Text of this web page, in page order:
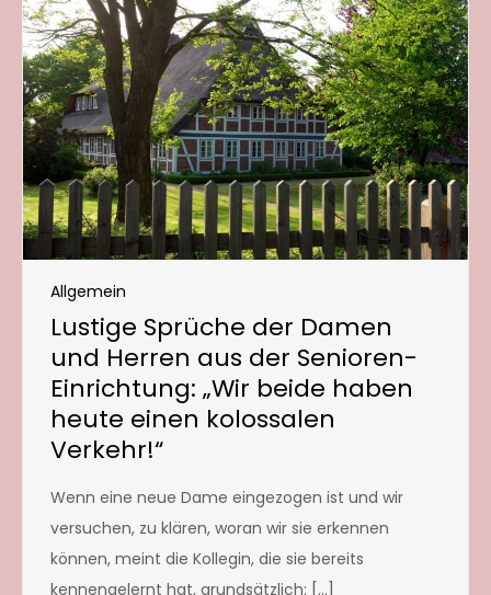
Allgemein
Lustige Sprüche der Damen
und Herren aus der Senioren-
Einrichtung: „Wir beide haben
heute einen kolossalen
Verkehr!“
Wenn eine neue Dame eingezogen ist und wir
versuchen, zu klären, woran wir sie erkennen
können, meint die Kollegin, die sie bereits
kennengelernt hat, grundsätzlich: […]